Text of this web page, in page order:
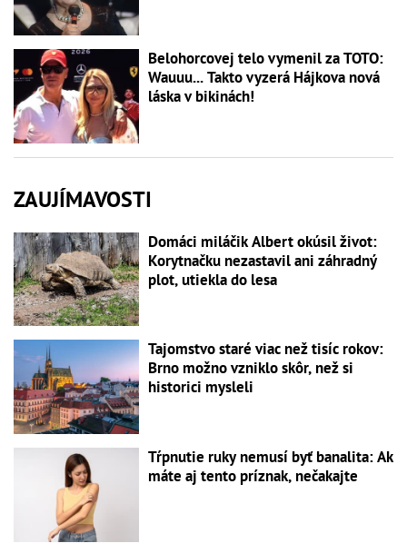
Belohorcovej telo vymenil za TOTO:
Wauuu... Takto vyzerá Hájkova nová
láska v bikinách!
ZAUJÍMAVOSTI
Domáci miláčik Albert okúsil život:
Korytnačku nezastavil ani záhradný
plot, utiekla do lesa
Tajomstvo staré viac než tisíc rokov:
Brno možno vzniklo skôr, než si
historici mysleli
Tŕpnutie ruky nemusí byť banalita: Ak
máte aj tento príznak, nečakajte